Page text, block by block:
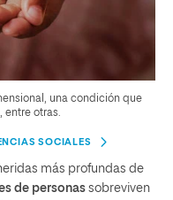
una condición que
entre otras.
SOCIALES
más profundas de
de personas sobreviven